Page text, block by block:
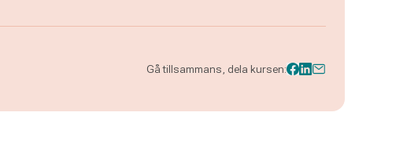
Gå tillsammans, dela kursen: